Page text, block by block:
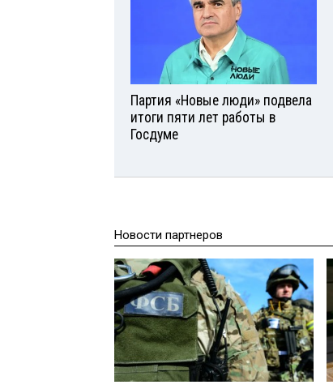
Партия «Новые люди» подвела
итоги пяти лет работы в
Госдуме
Новости партнеров